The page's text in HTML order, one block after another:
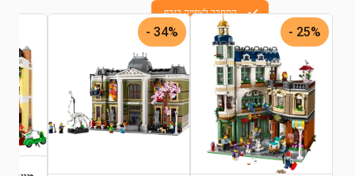
התחבר לצפייה בגרף
25% -
34% -